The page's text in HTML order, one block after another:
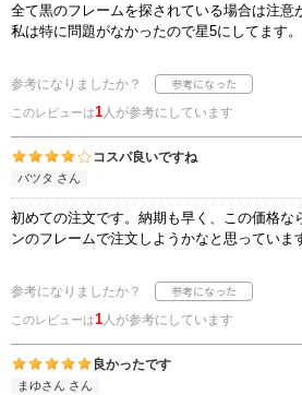
全て黒のフレームを探されている場合は注意
私は特に問題がなかったので星5にしてます。
参考になりましたか？
このレビューは1人が参考にしています
コスパ良いですね
バツタ さん
初めての注文です。納期も早く、この価格な
ンのフレームで注文しようかなと思っていま
参考になりましたか？
このレビューは1人が参考にしています
良かったです
まゆさん さん